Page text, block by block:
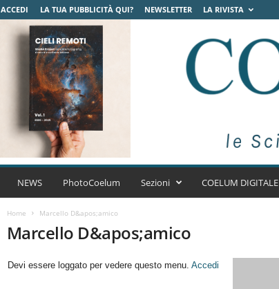
ACCEDI LA TUA PUBBLICITÀ QUI? NEWSLETTER LA RIVISTA
C
m
s
NEWS PhotoCoelum Sezioni COELUM DIGITALE
Home Marcello D&apos;amico
Marcello D&apos;amico
Devi essere loggato per vedere questo menu. Accedi